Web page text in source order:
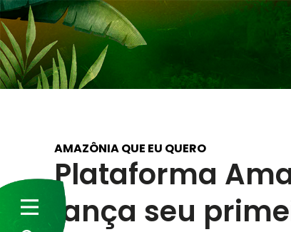
AMAZÔNIA QUE EU QUERO
Plataforma
lança seu